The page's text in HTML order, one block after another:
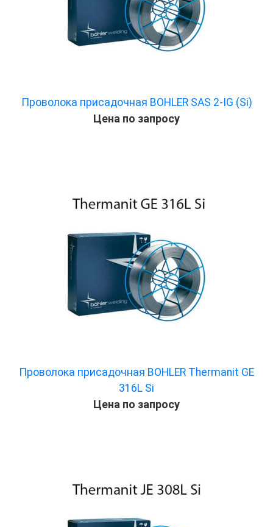
Проволока присадочная BOHLER SAS 2-IG (Si)
Цена по запросу
Проволока присадочная BOHLER Thermanit GE
316L Si
Цена по запросу